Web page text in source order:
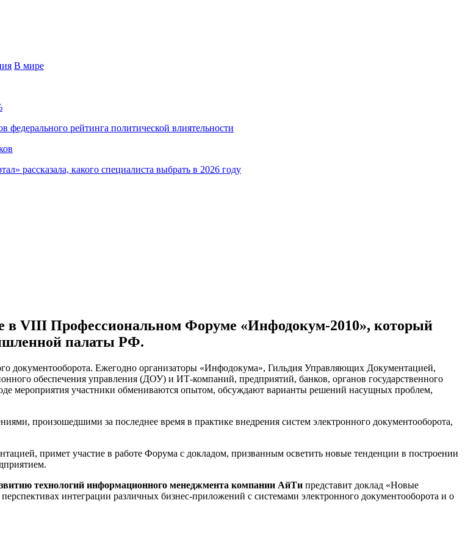
В мире
рейтинга политической влиятельности
рассказала, какого специалиста выбрать в 2026 году
VIII Профессиональном Форуме «Инфодокум-2010», который
палаты РФ.
документооборота. Ежегодно организаторы «Инфодокума», Гильдия Управляющих Документацией,
обеспечения управления (ДОУ) и ИТ-компаний, предприятий, банков, органов государственного
мероприятия участники обмениваются опытом, обсуждают варианты решений насущных проблем,
произошедшими за последнее время в практике внедрения систем электронного документооборота,
примет участие в работе Форума с докладом, призванным осветить новые тенденции в построении
технологий информационного менеджмента компании АйТи представит доклад «Новые
интеграции различных бизнес-приложений с системами электронного документооборота и о